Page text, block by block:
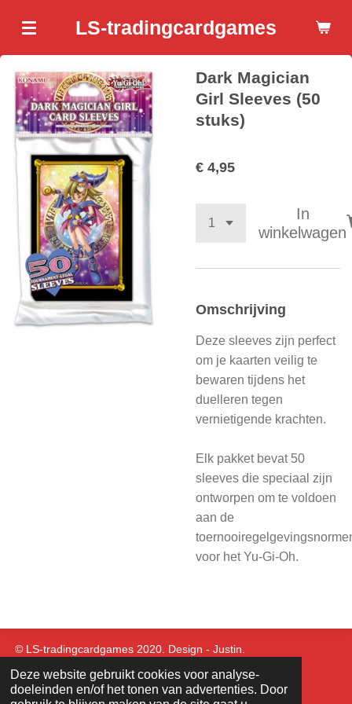
Deze website gebruikt cookies voor analyse-
doeleinden en/of het tonen van advertenties. Door
direct
naar
de
hoofdinhoud
LS-tradingcardgames
Dark Magician
Girl Sleeves (50
stuks)
€ 4,95
In
winkelwagen
Omschrijving
Deze sleeves zijn perfect
om je kaarten veilig te
bewaren tijdens het
duelleren tegen
vernietigende krachten.
Elk pakket bevat 50
sleeves die speciaal zijn
ontworpen om te voldoen
aan de
voor het Yu-Gi-Oh.
© LS-tradingcardgames 2020. Design - Justin.